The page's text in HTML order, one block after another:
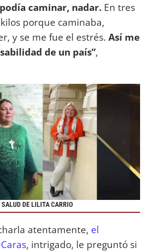
caminar, nadar. En tres
porque caminaba,
y se me fue el estrés. Así me
de un país”,
DE LILITA CARRIO
atentamente, el
, intrigado, le preguntó si